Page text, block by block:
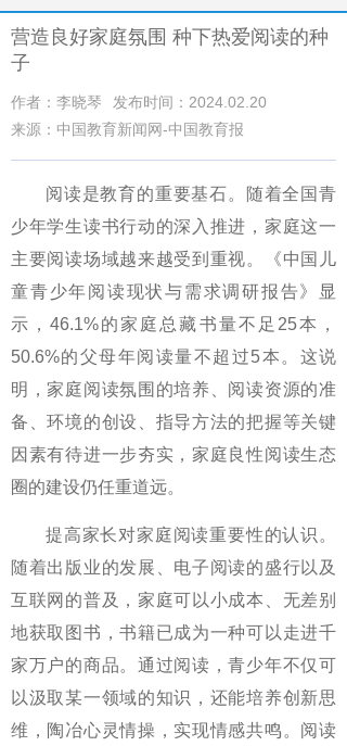
营造良好家庭氛围 种下热爱阅读的种
子
作者：李晓琴
发布时间：2024.02.20
来源：中国教育新闻网-中国教育报
阅读是教育的重要基石。随着全国青
少年学生读书行动的深入推进，家庭这一
主要阅读场域越来越受到重视。《中国儿
童青少年阅读现状与需求调研报告》显
示，46.1%的家庭总藏书量不足25本，
50.6%的父母年阅读量不超过5本。这说
明，家庭阅读氛围的培养、阅读资源的准
备、环境的创设、指导方法的把握等关键
因素有待进一步夯实，家庭良性阅读生态
圈的建设仍任重道远。
提高家长对家庭阅读重要性的认识。
随着出版业的发展、电子阅读的盛行以及
互联网的普及，家庭可以小成本、无差别
地获取图书，书籍已成为一种可以走进千
家万户的商品。通过阅读，青少年不仅可
以汲取某一领域的知识，还能培养创新思
维，陶冶心灵情操，实现情感共鸣。阅读